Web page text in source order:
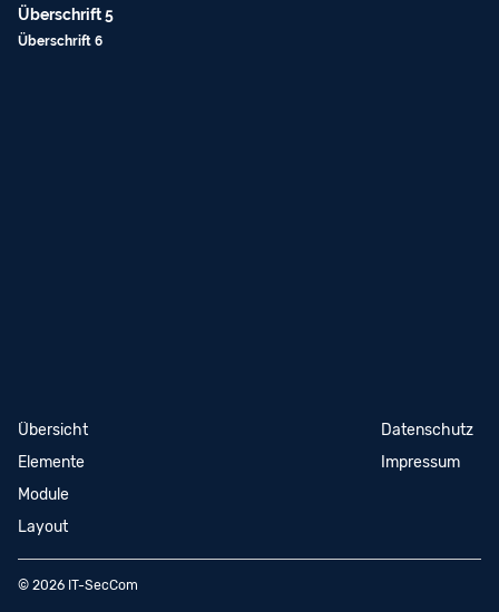
Überschrift 5
Überschrift 6
Navigation
überspringen
Übersicht
Elemente
Module
Layout
Navigation
überspringen
Datenschutz
Impressum
© 2026 IT-SecCom